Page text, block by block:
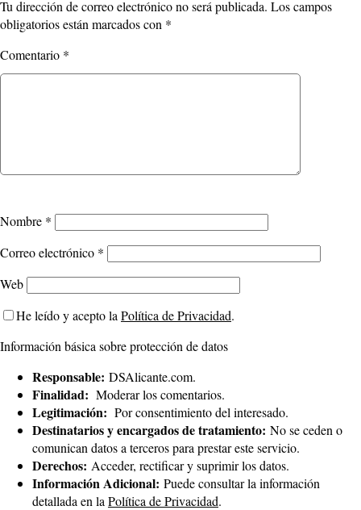
Tu dirección de correo electrónico no será publicada. Los campos
obligatorios están marcados con *
Comentario *
Nombre *
Correo electrónico *
Web
He leído y acepto la Política de Privacidad.
Información básica sobre protección de datos
Responsable: DSAlicante.com.
Finalidad: Moderar los comentarios.
Legitimación: Por consentimiento del interesado.
Destinatarios y encargados de tratamiento: No se ceden o
comunican datos a terceros para prestar este servicio.
Derechos: Acceder, rectificar y suprimir los datos.
Información Adicional: Puede consultar la información
detallada en la Política de Privacidad.